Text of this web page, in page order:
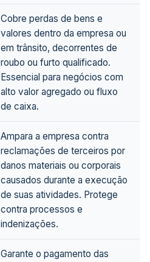
Cobre perdas de bens e
valores dentro da empresa ou
em trânsito, decorrentes de
roubo ou furto qualificado.
Essencial para negócios com
alto valor agregado ou fluxo
de caixa.
Ampara a empresa contra
reclamações de terceiros por
danos materiais ou corporais
causados durante a execução
de suas atividades. Protege
contra processos e
indenizações.
Garante o pagamento das